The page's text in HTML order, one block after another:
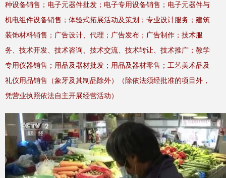
种设备销售；电子元器件批发；电子专用设备销售；电子元器件与
机电组件设备销售；体验式拓展活动及策划；专业设计服务；建筑
装饰材料销售；广告设计、代理；广告发布；广告制作；技术服
务、技术开发、技术咨询、技术交流、技术转让、技术推广；教学
专用仪器销售；用品及器材批发；用品及器材零售；工艺美术品及
礼仪用品销售（象牙及其制品除外）（除依法须经批准的项目外，
凭营业执照依法自主开展经营活动）